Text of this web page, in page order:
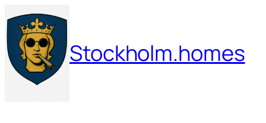
Hoppa
till
innehåll
Stockholm.homes